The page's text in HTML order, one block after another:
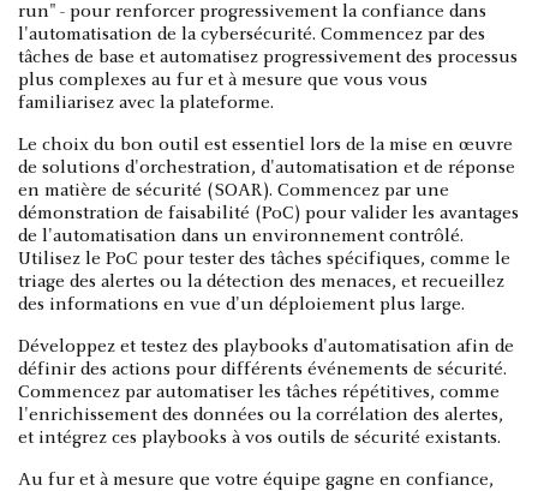
run" - pour renforcer progressivement la confiance dans
l'automatisation de la cybersécurité. Commencez par des
tâches de base et automatisez progressivement des processus
plus complexes au fur et à mesure que vous vous
familiarisez avec la plateforme.
Le choix du bon outil est essentiel lors de la mise en œuvre
de solutions d'orchestration, d'automatisation et de réponse
en matière de sécurité (SOAR). Commencez par une
démonstration de faisabilité (PoC) pour valider les avantages
de l'automatisation dans un environnement contrôlé.
Utilisez le PoC pour tester des tâches spécifiques, comme le
triage des alertes ou la détection des menaces, et recueillez
des informations en vue d'un déploiement plus large.
Développez et testez des playbooks d'automatisation afin de
définir des actions pour différents événements de sécurité.
Commencez par automatiser les tâches répétitives, comme
l'enrichissement des données ou la corrélation des alertes,
et intégrez ces playbooks à vos outils de sécurité existants.
Au fur et à mesure que votre équipe gagne en confiance,